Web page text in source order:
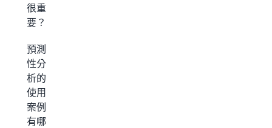
很重
要？
預測
性分
析的
使用
案例
有哪